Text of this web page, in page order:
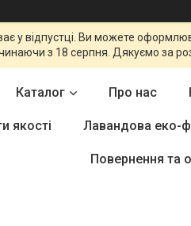
у відпустці. Ви можете
з 18 серпня. Дякуємо за
Каталог Про нас
якості Лавандова еко-
Повернення та